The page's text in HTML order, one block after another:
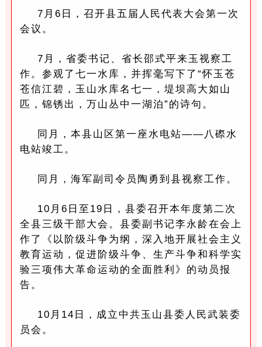
7月6日，召开县五届人民代表大会第一次
会议。
7月，省委书记、省长邵式平来玉视察工
作。参观了七一水库，并挥毫写下了“怀玉苍
苍信江碧，玉山水库名七一，堤坝高大如山
匹，锦锈出，万山丛中一湖泊”的诗句。
同月，本县山区第一座水电站——八磜水
电站竣工。
同月，海军副司令员陶勇到县视察工作。
10月6日至19日，县委召开本年度第二次
全县三级干部大会。县委副书记李永龄在会上
作了《以阶级斗争为纲，深入地开展社会主义
教育运动，促进阶级斗争、生产斗争和科学实
验三项伟大革命运动的全面胜利》的动员报
告。
10月14日，成立中共玉山县委人民武装委
员会。